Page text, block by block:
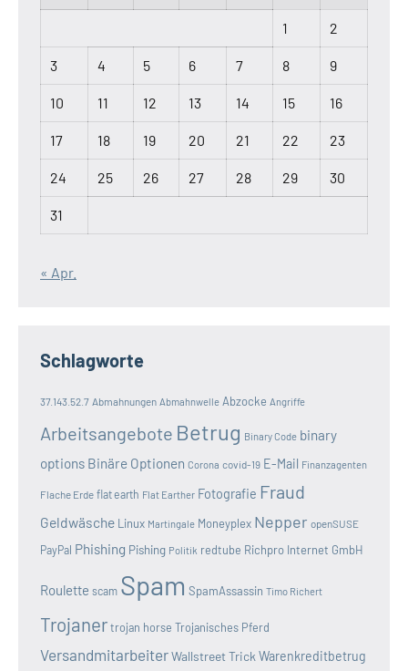
1 2
3 4 5 6 7 8 9
10 11 12 13 14 15 16
17 18 19 20 21 22 23
24 25 26 27 28 29 30
31
« Apr.
Schlagworte
37.143.52.7 Abmahnungen Abmahnwelle Abzocke Angriffe
Arbeitsangebote Betrug Binary Code binary
options Binäre Optionen Corona covid-19 E-Mail Finanzagenten
Flache Erde flat earth Flat Earther Fotografie Fraud
Geldwäsche Linux Martingale Moneyplex Nepper openSUSE
PayPal Phishing Pishing Politik redtube Richpro Internet GmbH
Roulette scam Spam SpamAssassin Timo Richert
Trojanertrojan horse Trojanisches Pferd
VersandmitarbeiterWallstreet Trick Warenkreditbetrug